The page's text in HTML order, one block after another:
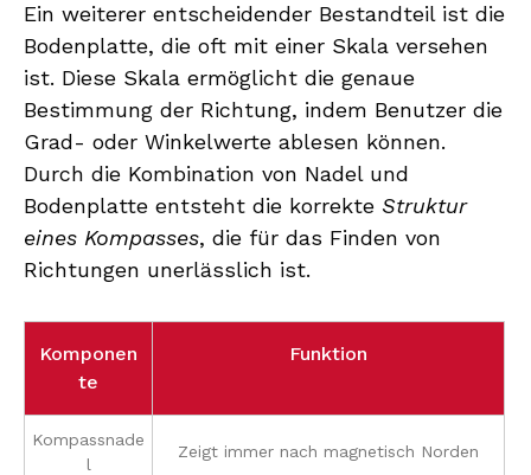
Ein weiterer entscheidender Bestandteil ist die
Bodenplatte, die oft mit einer Skala versehen
ist. Diese Skala ermöglicht die genaue
Bestimmung der Richtung, indem Benutzer die
Grad- oder Winkelwerte ablesen können.
Durch die Kombination von Nadel und
Bodenplatte entsteht die korrekte Struktur
eines Kompasses, die für das Finden von
Richtungen unerlässlich ist.
Komponen
te
Funktion
Kompassnade
l
Zeigt immer nach magnetisch Norden